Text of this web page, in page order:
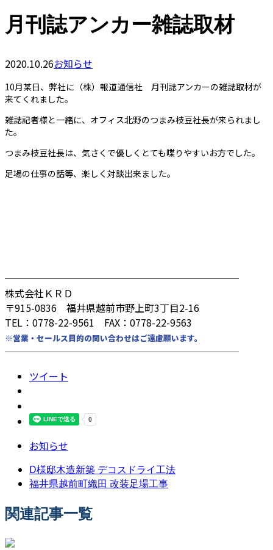
月刊誌アンカー雑誌取材
2020.10.26お知らせ
10月某日、弊社に（株）報道通信社 月刊誌アンカーの雑誌取材が
来てくれました。
雑誌記者様と一緒に、オフィス北野のつまみ枝豆社長が来られまし
た。
つまみ枝豆社長は、気さくで優しくとても喋りやすいお方でした。
足場の仕事の話等、楽しく対談出来ました。
────────────────────────
株式会社ＫＲＤ
〒915-0836 福井県越前市野上町3丁目2-16
TEL：0778-22-9561 FAX：0778-22-9563
※営業・セールス目的の問い合わせはご遠慮願います。
────────────────────────
ツイート
お知らせ
D様邸木造新築 デコスドライ工法
福井県越前町織田 改装足場工事
関連記事一覧